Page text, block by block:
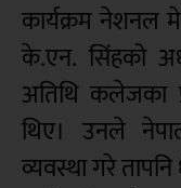
कार्यक्रम नेशनल
के.एन. सिंहको
अतिथि कलेजका
थिए। उनले
व्यवस्था गरे